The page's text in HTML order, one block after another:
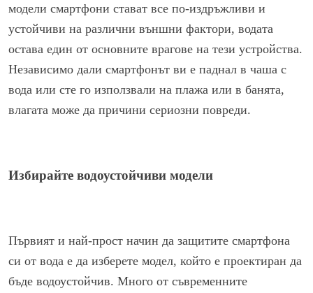
модели смартфони стават все по-издръжливи и
устойчиви на различни външни фактори, водата
остава един от основните врагове на тези устройства.
Независимо дали смартфонът ви е паднал в чаша с
вода или сте го използвали на плажа или в банята,
влагата може да причини сериозни повреди.
Избирайте водоустойчиви модели
Първият и най-прост начин да защитите смартфона
си от вода е да изберете модел, който е проектиран да
бъде водоустойчив. Много от съвременните